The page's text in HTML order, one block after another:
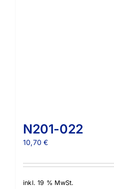
N201-022
10,70€
inkl. 19 % MwSt.